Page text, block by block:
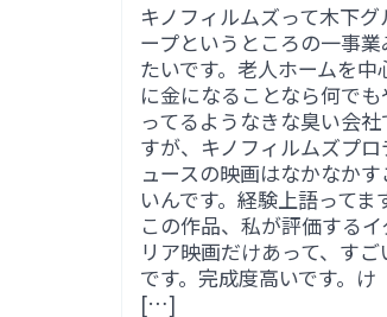
キノフィルムズって木下グ
ープというところの一事業
たいです。老人ホームを中
に金になることなら何でも
ってるようなきな臭い会社
すが、キノフィルムズプロ
ュースの映画はなかなかす
いんです。経験上語ってま
この作品、私が評価するイ
リア映画だけあって、すご
です。完成度高いです。け
[…]